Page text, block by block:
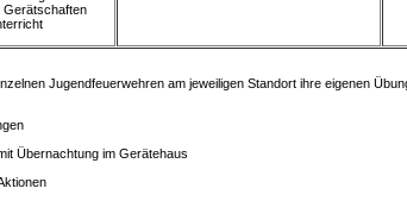
Gerätschaften
Jugendfeuerwehren am jeweiligen Standort ihre eigenen
Übernachtung im Gerätehaus